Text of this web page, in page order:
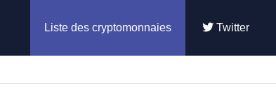
Liste des cryptomonnaies Twitter